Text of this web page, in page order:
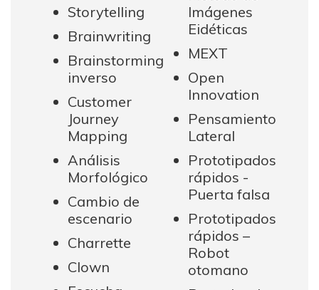
Storytelling
Brainwriting
Brainstorming
inverso
Customer
Journey
Mapping
Análisis
Morfológico
Cambio de
escenario
Charrette
Clown
Imágenes
Eidéticas
MEXT
Open
Innovation
Pensamiento
Lateral
Prototipados
rápidos -
Puerta falsa
Prototipados
rápidos –
Robot
otomano